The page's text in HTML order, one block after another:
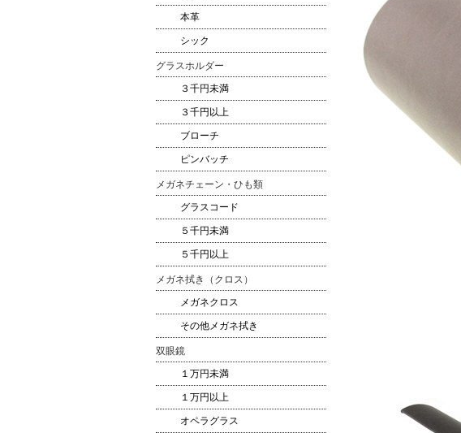
本革
シック
グラスホルダー
３千円未満
３千円以上
ブローチ
ピンバッチ
メガネチェーン・ひも類
グラスコード
５千円未満
５千円以上
メガネ拭き（クロス）
メガネクロス
その他メガネ拭き
双眼鏡
１万円未満
１万円以上
オペラグラス